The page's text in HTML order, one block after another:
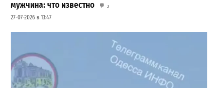
мужчина: что известно
3
27-07-2026 в 13:47